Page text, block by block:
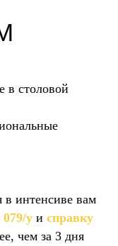
в столовой
в интенсиве вам
у и справку
чем за 3 дня